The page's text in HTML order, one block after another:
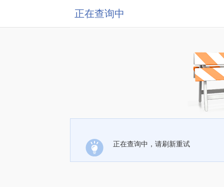
正在查询中
正在查询中，请刷新重试